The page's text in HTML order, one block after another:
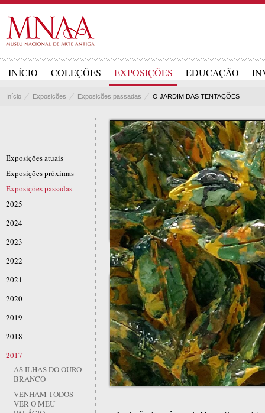
INÍCIO COLEÇÕES EXPOSIÇÕES EDUCAÇÃO
Início Exposições Exposições passadas O JARDIM DAS TENTAÇÕES
Exposições atuais
Exposições próximas
Exposições passadas
2025
2024
2023
2022
2021
2020
2019
2018
2017
AS ILHAS DO OURO
BRANCO
VENHAM TODOS
VER O MEU